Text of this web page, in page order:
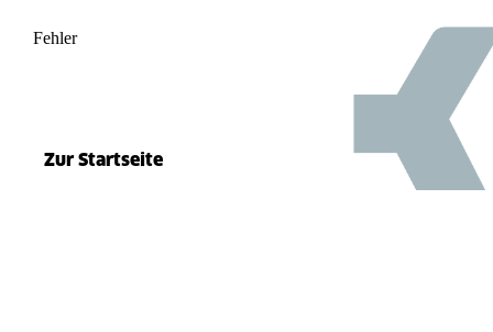
Fehler 500
Zur Startseite